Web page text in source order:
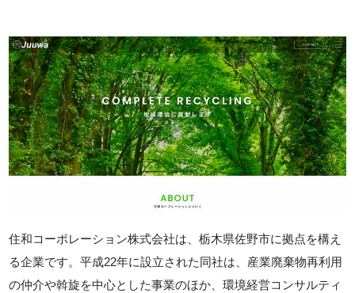
住和コーポレーション株式会社は、栃木県佐野市に拠点を構え
る企業です。平成22年に設立された同社は、産業廃棄物再利用
の仲介や斡旋を中心とした事業のほか、環境経営コンサルティ